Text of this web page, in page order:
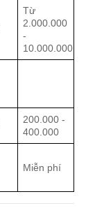
Từ
2.000.000
-
10.000.000
200.000 -
400.000
Miễn phí